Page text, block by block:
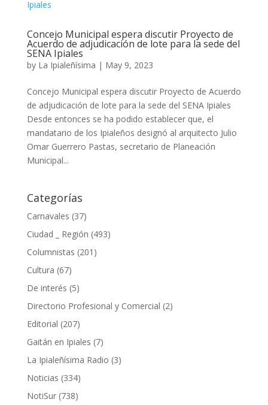
Concejo Municipal espera discutir Proyecto de
Acuerdo de adjudicación de lote para la sede del
SENA Ipiales
by La Ipialeñísima | May 9, 2023
Concejo Municipal espera discutir Proyecto de Acuerdo
de adjudicación de lote para la sede del SENA Ipiales
Desde entonces se ha podido establecer que, el
mandatario de los Ipialeños designó al arquitecto Julio
Omar Guerrero Pastas, secretario de Planeación
Municipal...
Categorías
Carnavales (37)
Ciudad _ Región (493)
Columnistas (201)
Cultura (67)
De interés (5)
Directorio Profesional y Comercial (2)
Editorial (207)
Gaitán en Ipiales (7)
La Ipialeñísima Radio (3)
Noticias (334)
NotiSur(738)